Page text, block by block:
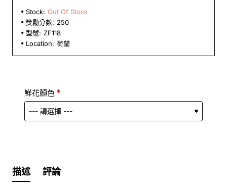
Stock: Out Of Stock
獎勵分數: 250
型號: ZF118
Location: 荷蘭
鮮花顏色
描述 評論